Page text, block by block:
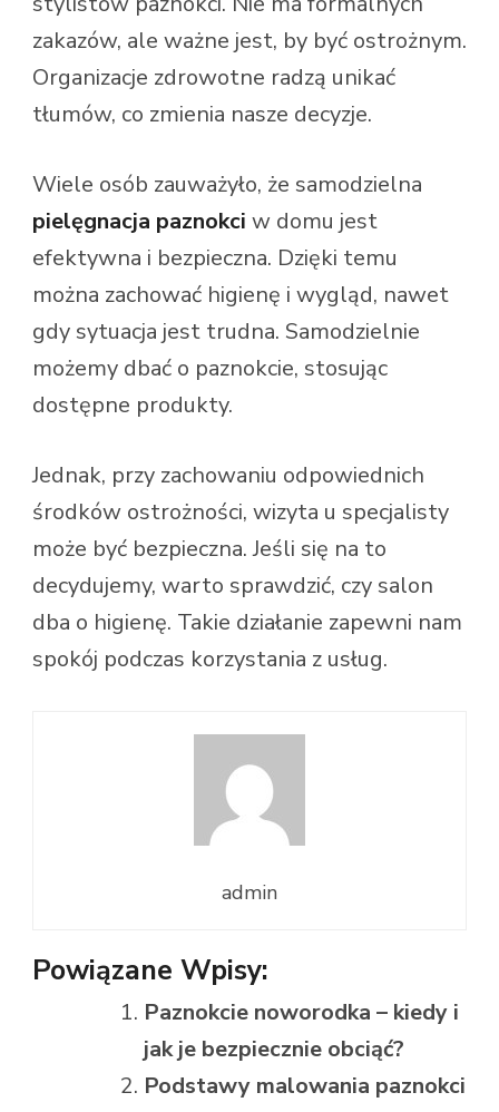
zakazów, ale ważne jest, by być ostrożnym.
Organizacje zdrowotne radzą unikać
tłumów, co zmienia nasze decyzje.
Wiele osób zauważyło, że samodzielna
pielęgnacja paznokci w domu jest
efektywna i bezpieczna. Dzięki temu
można zachować higienę i wygląd, nawet
gdy sytuacja jest trudna. Samodzielnie
możemy dbać o paznokcie, stosując
dostępne produkty.
Jednak, przy zachowaniu odpowiednich
środków ostrożności, wizyta u specjalisty
może być bezpieczna. Jeśli się na to
decydujemy, warto sprawdzić, czy salon
dba o higienę. Takie działanie zapewni nam
spokój podczas korzystania z usług.
admin
Powiązane Wpisy:
Paznokcie noworodka – kiedy i
jak je bezpiecznie obciąć?
Podstawy malowania paznokci